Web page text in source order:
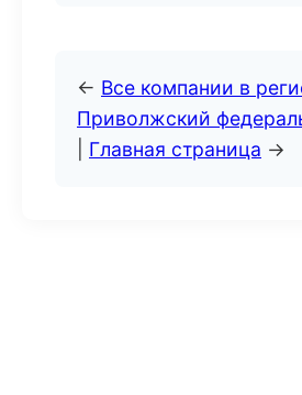
← Все компании в
Приволжский
Главная страница →